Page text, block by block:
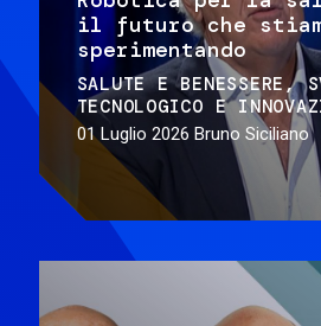
il futuro che
sperimentando
SALUTE E BENESSERE
TECNOLOGICO E
01 Luglio 2026 Bruno Siciliano